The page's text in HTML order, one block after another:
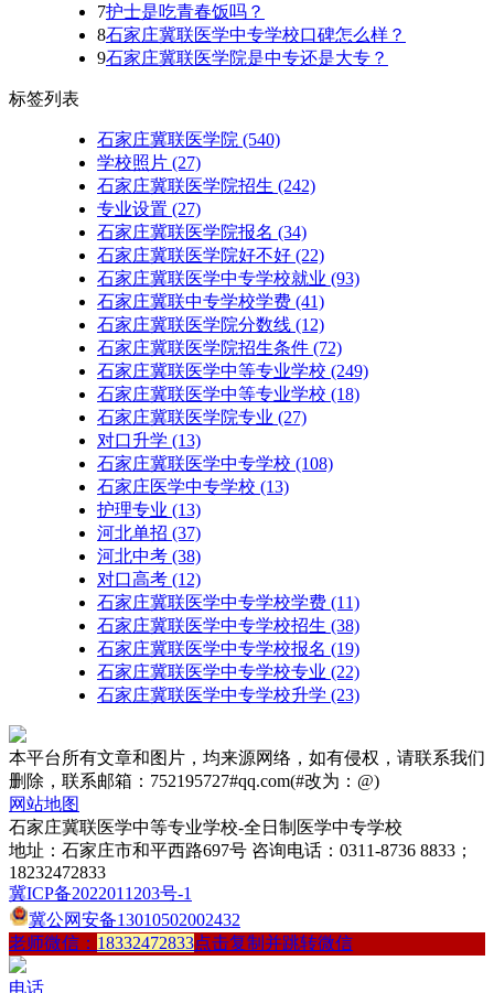
7护士是吃青春饭吗？
8石家庄冀联医学中专学校口碑怎么样？
9石家庄冀联医学院是中专还是大专？
标签列表
石家庄冀联医学院 (540)
学校照片 (27)
石家庄冀联医学院招生 (242)
专业设置 (27)
石家庄冀联医学院报名 (34)
石家庄冀联医学院好不好 (22)
石家庄冀联医学中专学校就业 (93)
石家庄冀联中专学校学费 (41)
石家庄冀联医学院分数线 (12)
石家庄冀联医学院招生条件 (72)
石家庄冀联医学中等专业学校 (249)
石家庄冀联医学中等专业学校​ (18)
石家庄冀联医学院专业 (27)
对口升学 (13)
石家庄冀联医学中专学校 (108)
石家庄医学中专学校 (13)
护理专业 (13)
河北单招 (37)
河北中考 (38)
对口高考 (12)
石家庄冀联医学中专学校学费 (11)
石家庄冀联医学中专学校招生 (38)
石家庄冀联医学中专学校报名 (19)
石家庄冀联医学中专学校专业 (22)
石家庄冀联医学中专学校升学 (23)
本平台所有文章和图片，均来源网络，如有侵权，请联系我们
删除，联系邮箱：752195727#qq.com(#改为：@)
网站地图
石家庄冀联医学中等专业学校-全日制医学中专学校
地址：石家庄市和平西路697号 咨询电话：0311-8736 8833；
18232472833
冀ICP备2022011203号-1
冀公网安备13010502002432
老师微信： 18332472833点击复制并跳转微信
电话